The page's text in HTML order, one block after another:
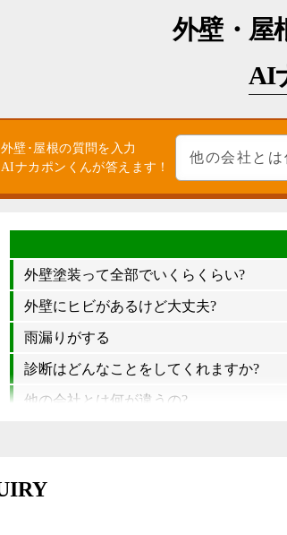
外壁・屋
AI
外壁･屋根の質問を入力
AIナカポンくんが答えます！
外壁塗装って全部でいくらくらい?
外壁にヒビがあるけど大丈夫?
雨漏りがする
診断はどんなことをしてくれますか?
他の会社とは何が違うの?